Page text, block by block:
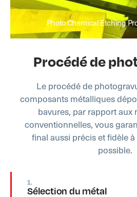
Photo Chemical Etching
Procédé de
Le procédé de
composants métalliques
bavures, par rapport aux
conventionnelles, vous
final aussi précis et fidèle
possible.
1.
Sélection du métal